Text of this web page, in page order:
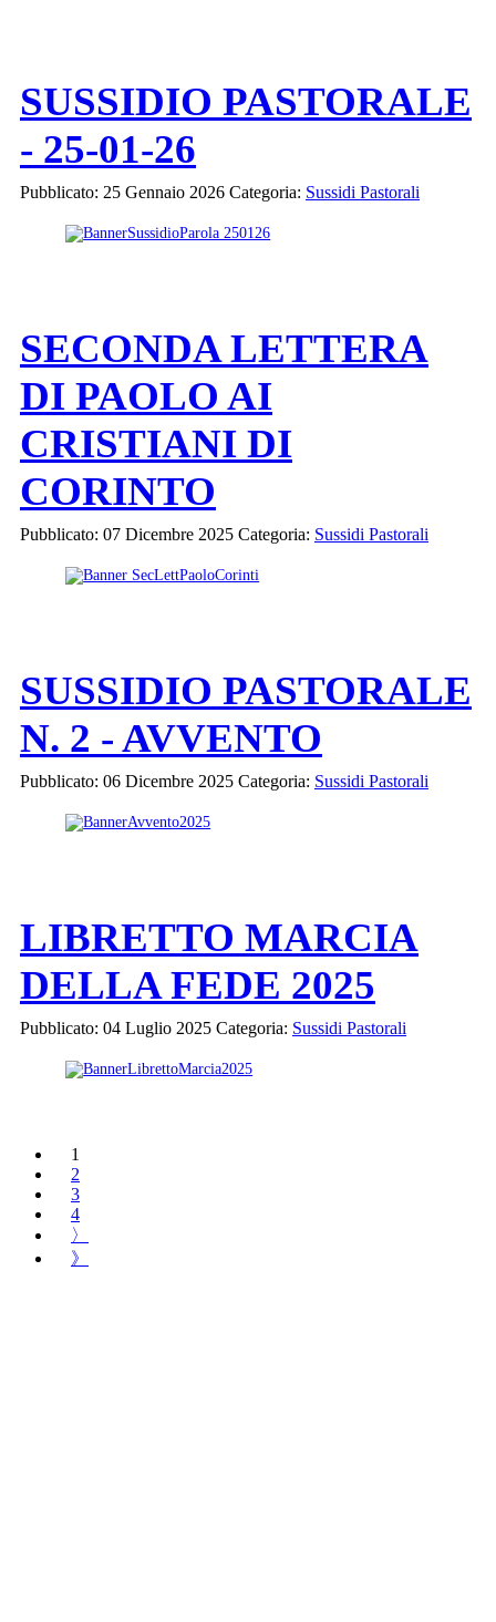
SUSSIDIO PASTORALE
- 25-01-26
Pubblicato: 25 Gennaio 2026 Categoria: Sussidi Pastorali
SECONDA LETTERA
DI PAOLO AI
CRISTIANI DI
CORINTO
Pubblicato: 07 Dicembre 2025 Categoria: Sussidi Pastorali
SUSSIDIO PASTORALE
N. 2 - AVVENTO
Pubblicato: 06 Dicembre 2025 Categoria: Sussidi Pastorali
LIBRETTO MARCIA
DELLA FEDE 2025
Pubblicato: 04 Luglio 2025 Categoria: Sussidi Pastorali
1
2
3
4
〉
》